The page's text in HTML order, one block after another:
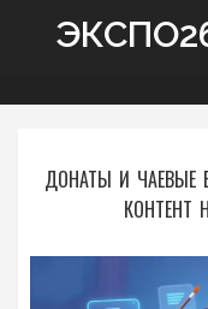
ДОНАТЫ И ЧАЕВЫЕ
КОНТЕНТ